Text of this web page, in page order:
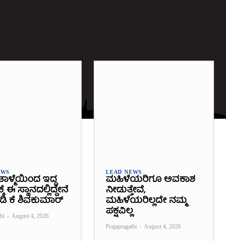
ಇದ್ದ
ಈ ಸ್ಥಾನದಲ್ಲಿದ್ದೇನೆ
ಕೆ ಶಿವಕುಮಾರ್
- August 4, 2026
LEAD NEWS
ಮಹಿಳೆಯರಿಗೂ ಅವಕಾಶ
ನೀಡುತ್ತೇವೆ,
ಮಹಿಳೆಯರಿಲ್ಲದೇ ನಮ್ಮ
ಪಕ್ಷವಿಲ್ಲ
Prajapragathi - August 4, 2026